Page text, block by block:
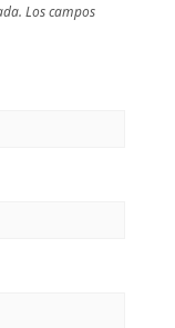
Los campos